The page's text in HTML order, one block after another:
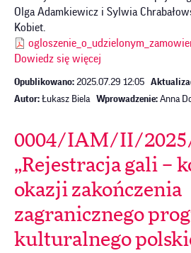
Olga Adamkiewicz i Sylwia
Kobiet.
Dowiedz się więcej
Opublikowano: 2025.07.29 12:05
Autor: Łukasz Biela Wprowadzenie: Anna
0004/IAM/II/
„Rejestracja gali –
okazji zakończenia
zagranicznego
kulturalnego